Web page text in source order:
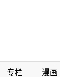
专栏 漫画